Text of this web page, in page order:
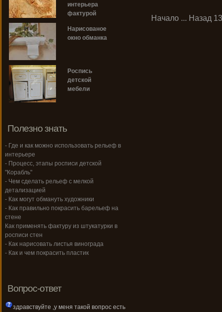
Начало ... Назад
интерьера
фактурой
Нарисованое
окно обманка
Роспись
детской
мебели
Полезно знать
- Где и как можно использовать рельеф в
интерьере
- Процесс, этапы росписи детской
"Корабль"
- Чем сделать рельеф с мелкой
детализацией
- Как могут обмануть художники
- Как правильно покрасить барельеф на
стене
Как применять фактуру из штукатурки в
росписи стен
- Как нарисовать листья винограда
- Как и чем покрасить пластик
Вопрос-ответ
здравствуйте ,у меня такой вопрос есть